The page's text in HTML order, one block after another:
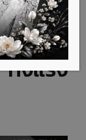
อะไร?
งแรง